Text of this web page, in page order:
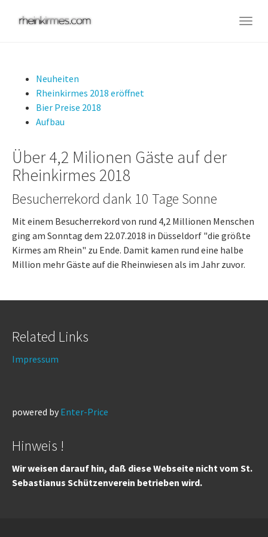
Neuheiten
Rheinkirmes 2018 eröffnet
Bier Preise 2018
Aufbau
Über 4,2 Milionen Gäste auf der
Rheinkirmes 2018
Besucherrekord dank 10 Tage Sonne
Mit einem Besucherrekord von rund 4,2 Millionen Menschen
ging am Sonntag dem 22.07.2018 in Düsseldorf "die größte
Kirmes am Rhein" zu Ende. Damit kamen rund eine halbe
Million mehr Gäste auf die Rheinwiesen als im Jahr zuvor.
Related Links
Impressum
powered by Enter-Price
Hinweis !
Wir weisen darauf hin, daß diese Webseite nicht vom St.
Sebastianus Schützenverein betrieben wird.